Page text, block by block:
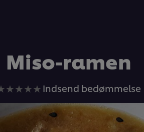
Miso-ramen
Ingen
bedømmelser
indsendt
for
Indsend bedømmelse